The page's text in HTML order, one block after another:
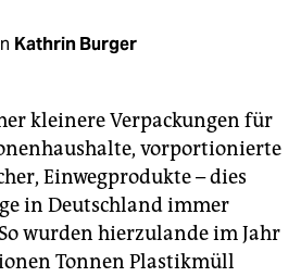
Kathrin Burger
kleinere Verpackungen für
vorportionierte
Einwegprodukte – dies
in Deutschland immer
wurden hierzulande im Jahr
Tonnen Plastikmüll